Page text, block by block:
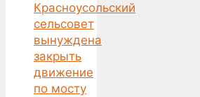
Красноусольский
сельсовет
вынуждена
закрыть
движение
по мосту